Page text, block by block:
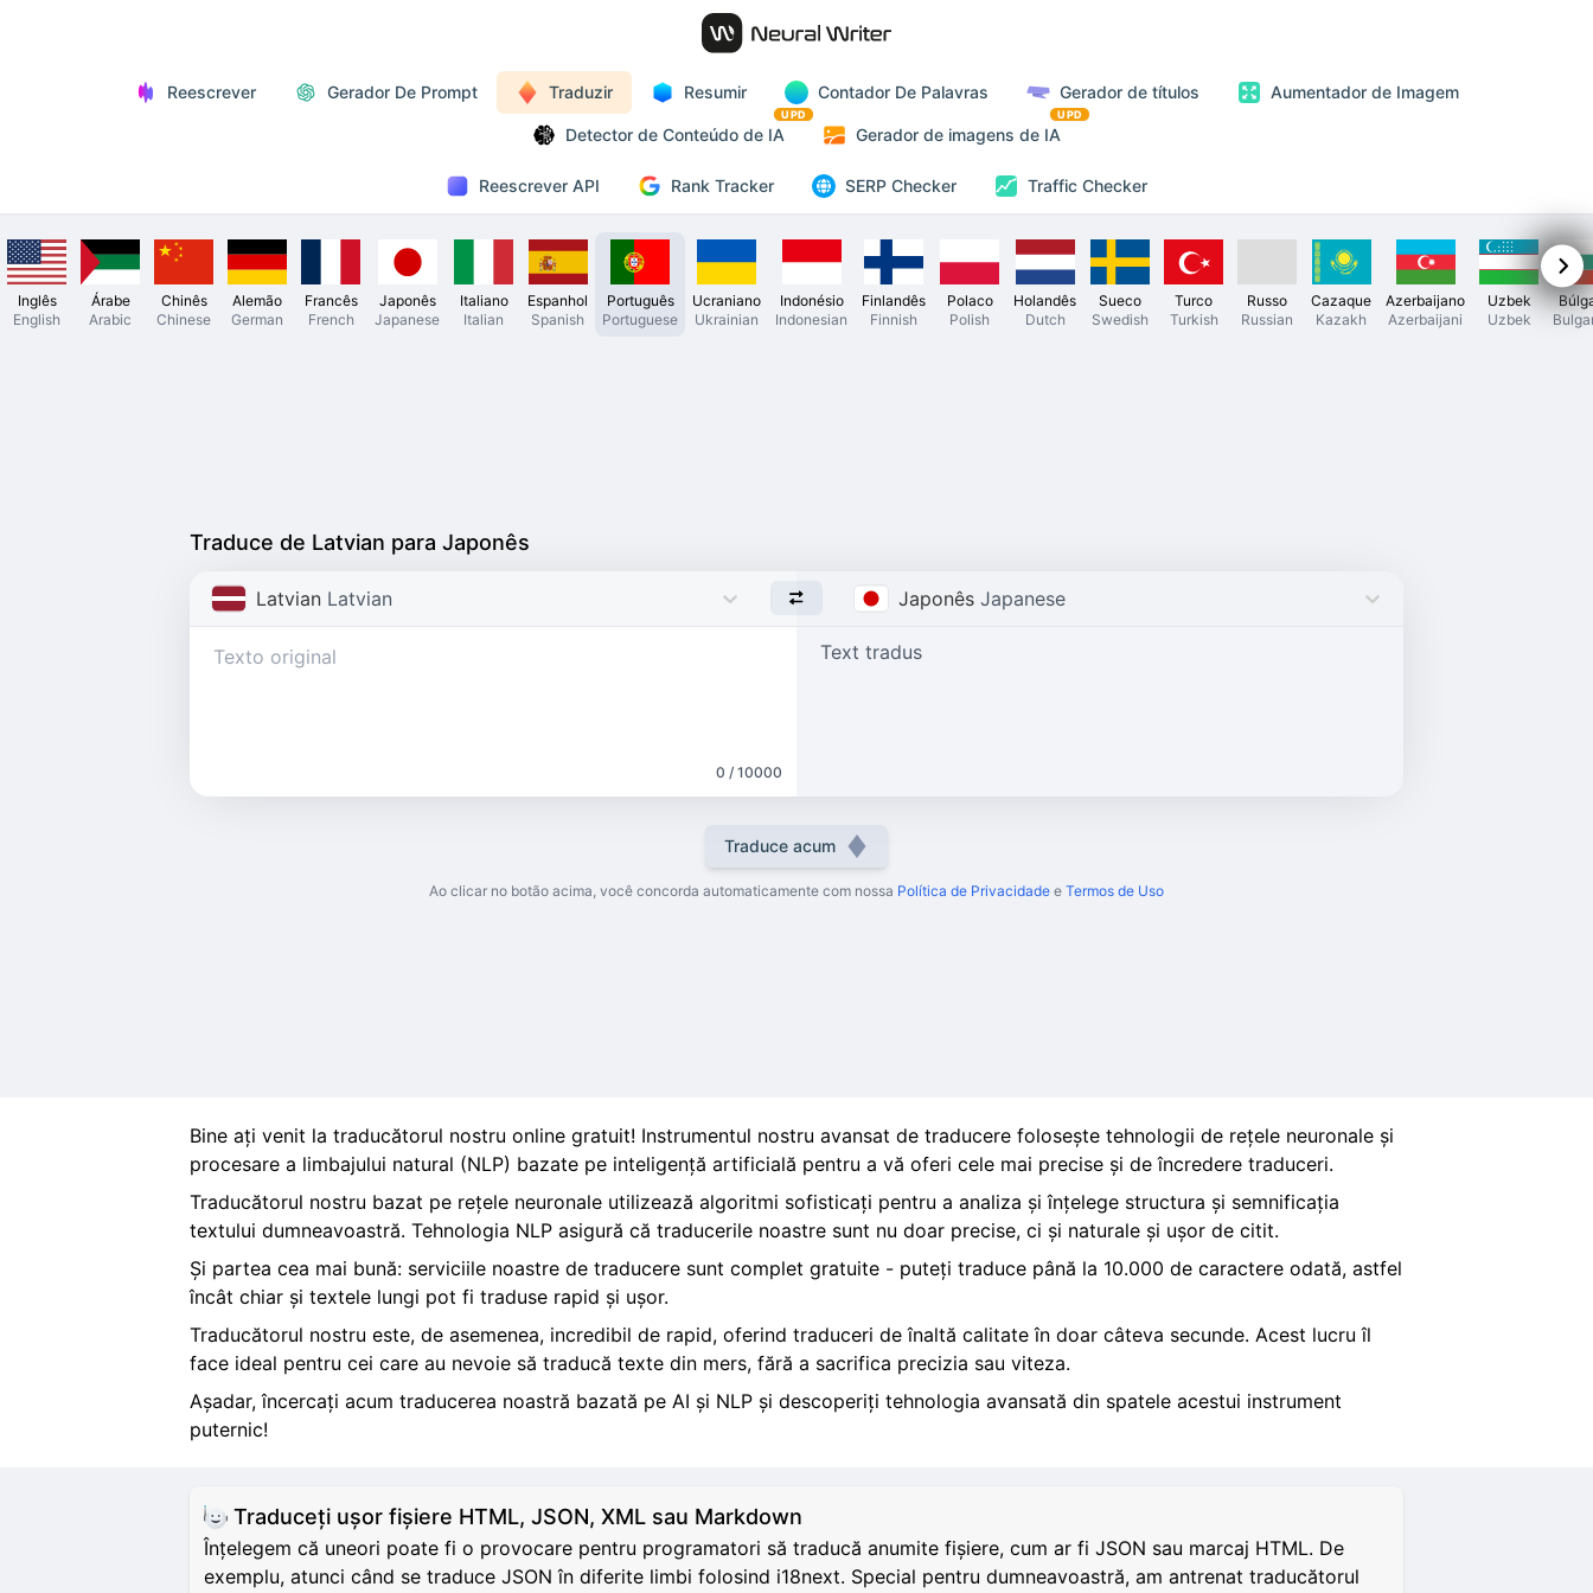
Reescrever Gerador De Prompt Traduzir Resumir Contador De Palavras Gerador de títulos Aumentador de Imagem
Detector de Conteúdo de IA
UPD
Gerador de imagens de IA
UPD
Reescrever API Rank Tracker SERP Checker Traffic Checker
Inglês
English
Árabe
Arabic
Chinês
Chinese
Alemão
German
Francês
French
Japonês
Japanese
Italiano
Italian
Espanhol
Spanish
Português
Portuguese
Ucraniano
Ukrainian
Indonésio
Indonesian
Finlandês
Finnish
Polaco
Polish
Holandês
Dutch
Sueco
Swedish
Turco
Turkish
Russo
Russian
Cazaque
Kazakh
Azerbaijano
Azerbaijani
Uzbek
Uzbek
Traduce de Latvian para Japonês
Latvian Latvian Japonês Japanese
0 / 10000
Text tradus
Traduce acum
Ao clicar no botão acima, você concorda automaticamente com nossa Política de Privacidade e Termos de Uso
Bine ați venit la traducătorul nostru online gratuit! Instrumentul nostru avansat de traducere folosește tehnologii de rețele neuronale și
procesare a limbajului natural (NLP) bazate pe inteligență artificială pentru a vă oferi cele mai precise și de încredere traduceri.
Traducătorul nostru bazat pe rețele neuronale utilizează algoritmi sofisticați pentru a analiza și înțelege structura și semnificația
textului dumneavoastră. Tehnologia NLP asigură că traducerile noastre sunt nu doar precise, ci și naturale și ușor de citit.
Și partea cea mai bună: serviciile noastre de traducere sunt complet gratuite - puteți traduce până la 10.000 de caractere odată, astfel
încât chiar și textele lungi pot fi traduse rapid și ușor.
Traducătorul nostru este, de asemenea, incredibil de rapid, oferind traduceri de înaltă calitate în doar câteva secunde. Acest lucru îl
face ideal pentru cei care au nevoie să traducă texte din mers, fără a sacrifica precizia sau viteza.
Așadar, încercați acum traducerea noastră bazată pe AI și NLP și descoperiți tehnologia avansată din spatele acestui instrument
puternic!
Traduceți ușor fișiere HTML, JSON, XML sau Markdown
Înțelegem că uneori poate fi o provocare pentru programatori să traducă anumite fișiere, cum ar fi JSON sau marcaj HTML. De
exemplu, atunci când se traduce JSON în diferite limbi folosind i18next. Special pentru dumneavoastră, am antrenat traducătorul